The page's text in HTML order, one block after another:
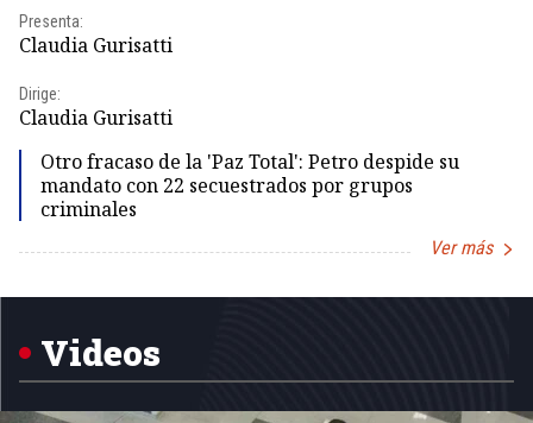
Presenta:
Claudia Gurisatti
Dirige:
Claudia Gurisatti
Otro fracaso de la 'Paz Total': Petro despide su
mandato con 22 secuestrados por grupos
criminales
Ver más
Videos